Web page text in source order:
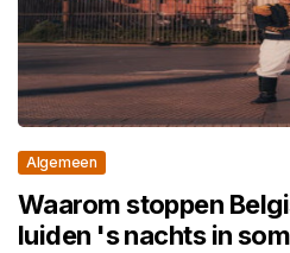
Algemeen
Waarom stoppen
luiden 's nachts in